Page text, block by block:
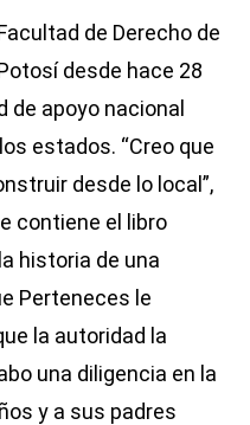
de Derecho de
desde hace 28
de apoyo nacional
estados. “Creo que
desde lo local”,
contiene el libro
historia de una
Perteneces le
la autoridad la
una diligencia en la
y a sus padres